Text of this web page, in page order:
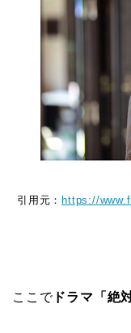
引用元： https://
ここでドラマ「絶